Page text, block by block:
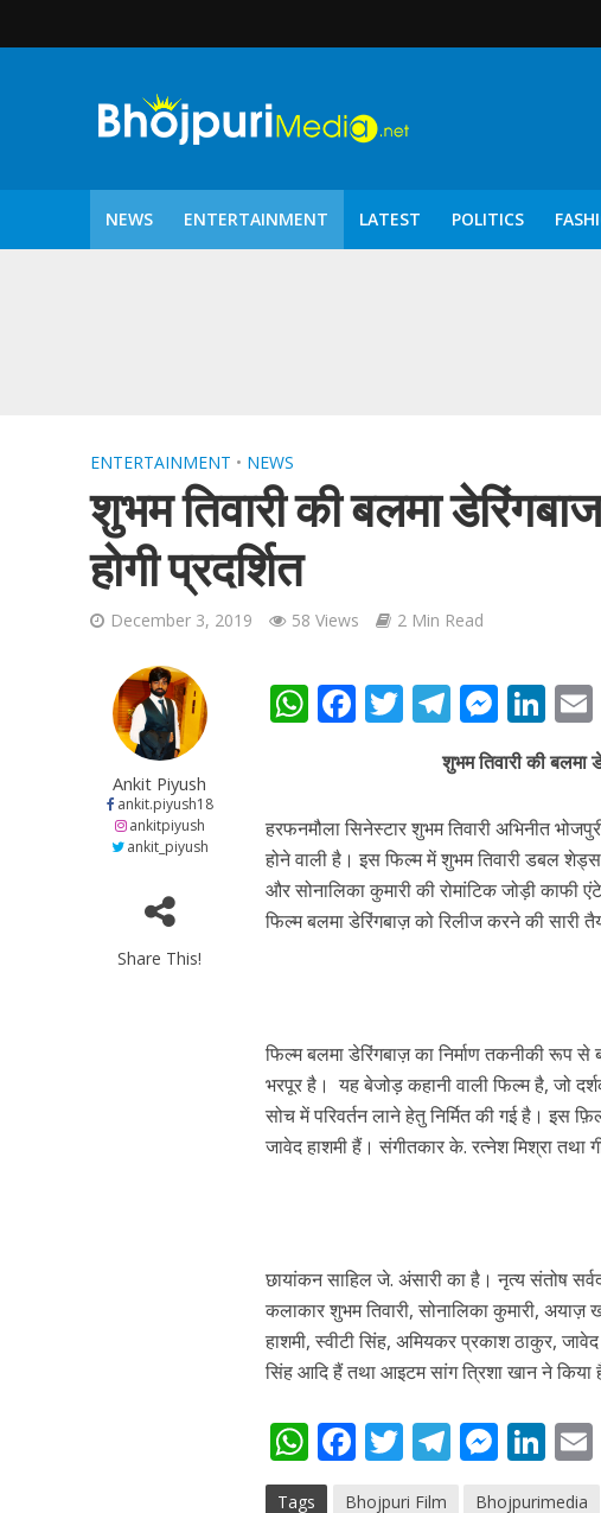
NEWS ENTERTAINMENT LATEST POLITICS
शिवानी सिंह का नया बोलबम गीत
पवन सिंह का बॉलीवुड में
ENTERTAINMENT • NEWS
शुभम तिवारी की बलमा
होगी प्रदर्शित
December 3, 2019 58 Views 2 Min Read
Ankit Piyush
ankit.piyush18
ankitpiyush
ankit_piyush
Share This!
W
s
A
p
p
F
b
o
o
k
T
er
T
el
e
gr
a
m
M
e
ss
e
n
g
er
Li
k
e
dI
n
शुभम तिवारी की बलमा
हरफनमौला सिनेस्टार शुभम तिवारी अभिनीत
होने वाली है। इस फिल्म में शुभम तिवारी डबल
और सोनालिका कुमारी की रोमांटिक जोड़ी काफी
फिल्म बलमा डेरिंगबाज़ को रिलीज करने की सारी
फिल्म बलमा डेरिंगबाज़ का निर्माण तकनीकी रूप
भरपूर है। यह बेजोड़ कहानी वाली फिल्‍म है, जो
सोच में परिवर्तन लाने हेतु निर्मित की गई है। इस
जावेद हाशमी हैं। संगीतकार के. रत्नेश मिश्रा
छायांकन साहिल जे. अंसारी का है। नृत्य संतोष
कलाकार शुभम तिवारी, सोनालिका कुमारी,
हाशमी, स्वीटी सिंह, अमियकर प्रकाश ठाकुर, जावेद
सिंह आदि हैं तथा आइटम सांग त्रिशा खान ने किया
W
h
F T T M Li
Tags Bhojpuri Film Bhojpurimedia